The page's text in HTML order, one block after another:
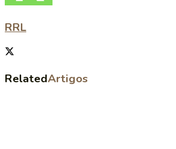
RRL
RelatedArtigos